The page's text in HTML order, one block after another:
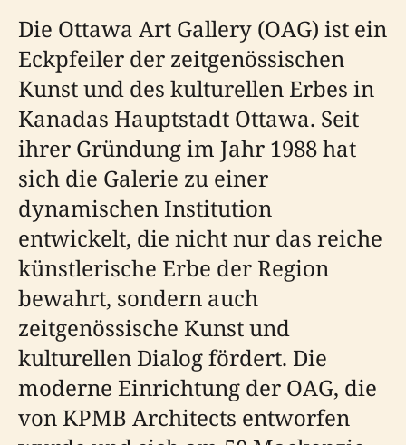
Die Ottawa Art Gallery (OAG) ist ein
Eckpfeiler der zeitgenössischen
Kunst und des kulturellen Erbes in
Kanadas Hauptstadt Ottawa. Seit
ihrer Gründung im Jahr 1988 hat
sich die Galerie zu einer
dynamischen Institution
entwickelt, die nicht nur das reiche
künstlerische Erbe der Region
bewahrt, sondern auch
zeitgenössische Kunst und
kulturellen Dialog fördert. Die
moderne Einrichtung der OAG, die
von KPMB Architects entworfen